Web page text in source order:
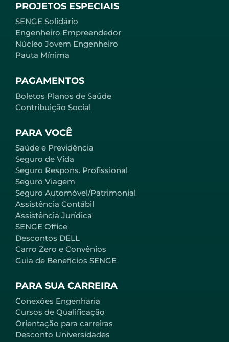
PARA VOCÊ
Saúde e Previdência
Seguro de Vida
Seguro Respons. Profissional
Seguro Viagem
Seguro Automóvel/Patrimonial
Assistência Contábil
Assistência Jurídica
SENGE Office
Descontos DELL
Carro Zero e Convênios
Guia de Benefícios SENGE
PARA SUA CARREIRA
Conexões Engenharia
Cursos de Qualificação
Orientação para carreiras
Desconto Universidades
PROJETOS ESPECIAIS
SENGE Solidário
Engenheiro Empreendedor
Núcleo Jovem Engenheiro
Pauta Mínima
PAGAMENTOS
Boletos Planos de Saúde
Contribuição Social